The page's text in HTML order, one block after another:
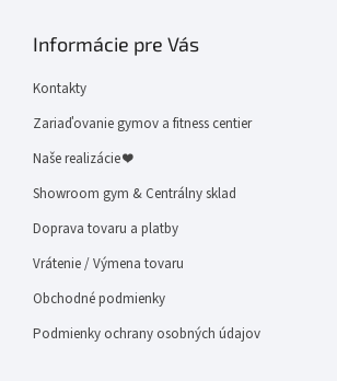
Informácie pre Vás
Kontakty
Zariaďovanie gymov a fitness centier
Naše realizácie ❤
Showroom gym & Centrálny sklad
Doprava tovaru a platby
Vrátenie / Výmena tovaru
Obchodné podmienky
Podmienky ochrany osobných údajov